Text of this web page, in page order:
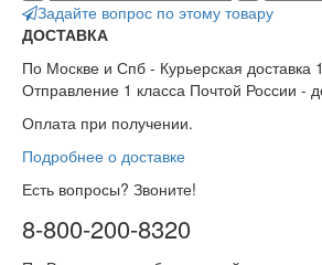
Задайте вопрос по этому товару
ДОСТАВКА
По Москве и Спб - Курьерская доставка
Отправление 1 класса Почтой России -
Оплата при получении.
Подробнее о доставке
Есть вопросы? Звоните!
8-800-200-8320